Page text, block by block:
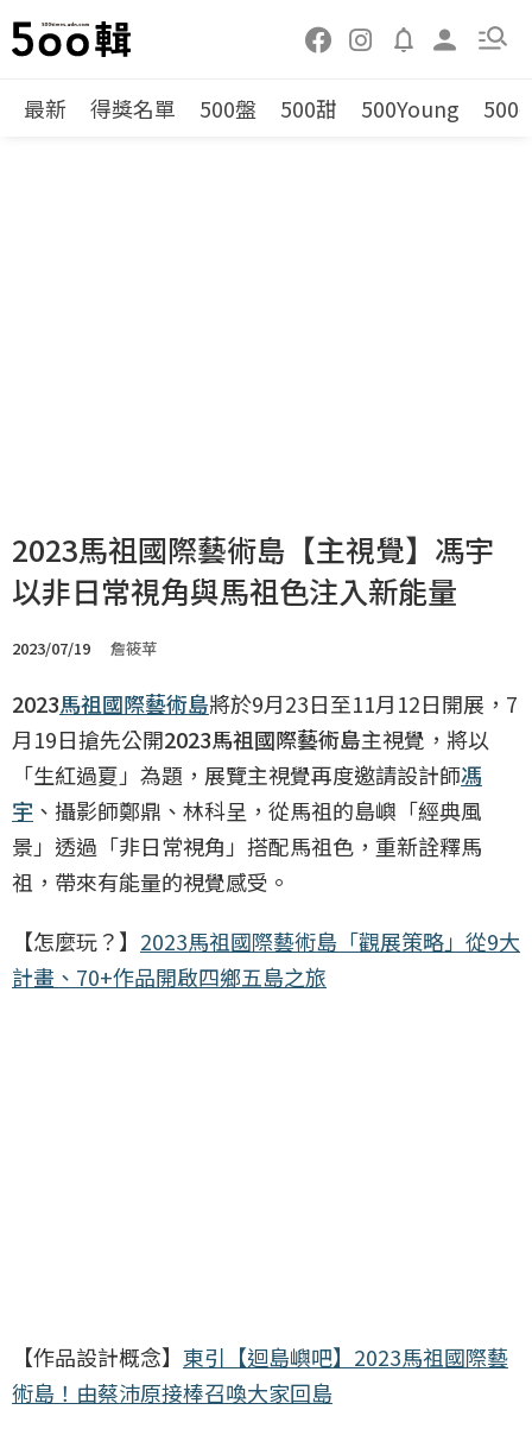
最新 得獎名單 500盤 500甜 500Young 500
2023馬祖國際藝術島【主視覺】馮宇
以非日常視角與馬祖色注入新能量
2023/07/19 詹筱苹
2023馬祖國際藝術島將於9月23日至11月12日開展，7
月19日搶先公開2023馬祖國際藝術島主視覺，將以
「生紅過夏」為題，展覽主視覺再度邀請設計師馮
宇 、攝影師鄭鼎、林科呈，從馬祖的島嶼「經典風
景」透過「非日常視角」搭配馬祖色，重新詮釋馬
祖，帶來有能量的視覺感受。
【怎麼玩？】 2023馬祖國際藝術島「觀展策略」從9大
計畫、70+作品開啟四鄉五島之旅
【作品設計概念】 東引【迴島嶼吧】2023馬祖國際藝
術島！由蔡沛原接棒召喚大家回島